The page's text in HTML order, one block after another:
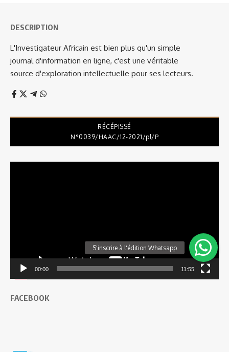
DESCRIPTION
L'Investigateur Africain est bien plus qu'un simple
journal d'information en ligne, c'est une véritable
source d'exploration intellectuelle pour ses lecteurs.
RÉCÉPISSÉ
N°0039/HAAC/12-2021/pl/P
00:00 11:55
FACEBOOK